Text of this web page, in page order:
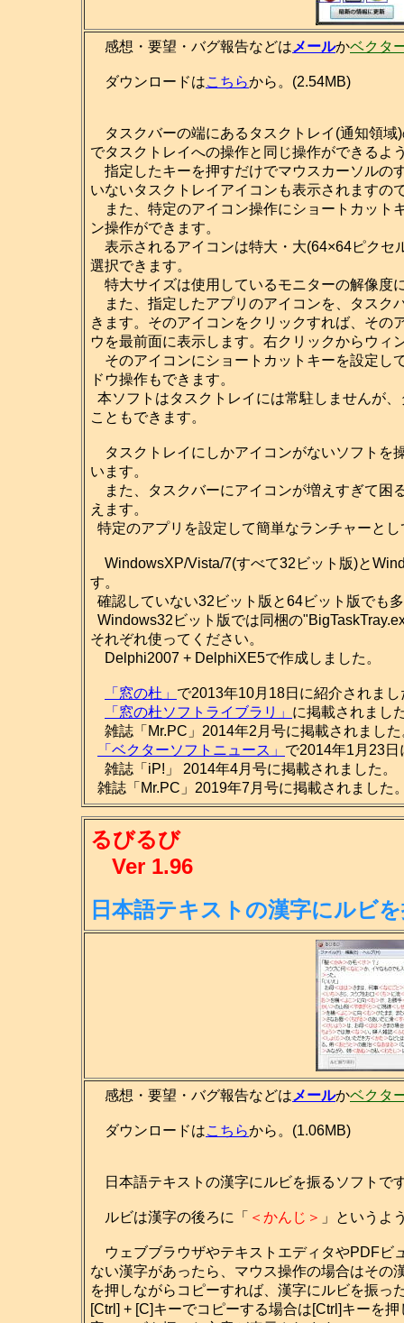
感想・要望・バグ報告などは メールかベクタ
ダウンロードはこちらから。(2.54MB)
タスクバーの端にあるタスクトレイ(通知領域
でタスクトレイへの操作と同じ操作ができるよ
指定したキーを押すだけでマウスカーソルの
いないタスクトレイアイコンも表示されますの
また、特定のアイコン操作にショートカット
ン操作ができます。
表示されるアイコンは特大・大(64×64ピクセ
選択できます。
特大サイズは使用しているモニターの解像度
また、指定したアプリのアイコンを、タスク
きます。そのアイコンをクリックすれば、その
ウを最前面に表示します。右クリックからウィ
そのアイコンにショートカットキーを設定し
ドウ操作もできます。
本ソフトはタスクトレイには常駐しませんが
こともできます。
タスクトレイにしかアイコンがないソフトを
います。
また、タスクバーにアイコンが増えすぎて困
えます。
特定のアプリを設定して簡単なランチャーと
WindowsXP/Vista/7(すべて32ビット版)と
す。
確認していない32ビット版と64ビット版でも
Windows32ビット版では同梱の
それぞれ使ってください。
Delphi2007 + DelphiXE5で作成しました。
「窓の杜」 で2013年10月18日に紹介されまし
「窓の杜ソフトライブラリ」 に掲載されまし
雑誌「Mr.PC」2014年2月号に掲載されました
「ベクターソフトニュース」 で2014年1月23
雑誌「iP!」 2014年4月号に掲載されました。
雑誌「Mr.PC」2019年7月号に掲載されました
るびるび
Ver 1.96
日本語テキストの漢字にルビ
感想・要望・バグ報告などは メールかベクタ
ダウンロードはこちらから。(1.06MB)
日本語テキストの漢字にルビを振るソフトで
ルビは漢字の後ろに「 ＜かんじ＞ 」というよ
ウェブブラウザやテキストエディタやPDFビ
ない漢字があったら、マウス操作の場合はその
を押しながらコピーすれば、漢字にルビを振っ
[Ctrl] + [C]キーでコピーする場合は[Ctrl]キーを